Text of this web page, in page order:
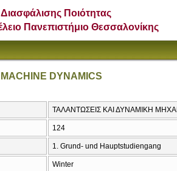
Ποιότητας
Πανεπιστήμιο Θεσσαλονίκης
DYNAMICS
ΤΑΛΑΝΤΩΣΕΙΣ ΚΑΙ ΔΥΝΑΜΙΚΗ
124
1. Grund- und Hauptstudiengang
Winter